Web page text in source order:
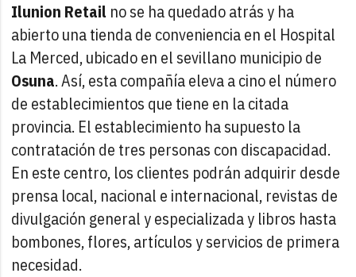
Ilunion Retail no se ha quedado atrás y ha
abierto una tienda de conveniencia en el Hospital
La Merced, ubicado en el sevillano municipio de
Osuna. Así, esta compañía eleva a cino el número
de establecimientos que tiene en la citada
provincia. El establecimiento ha supuesto la
contratación de tres personas con discapacidad.
En este centro, los clientes podrán adquirir desde
prensa local, nacional e internacional, revistas de
divulgación general y especializada y libros hasta
bombones, flores, artículos y servicios de primera
necesidad.